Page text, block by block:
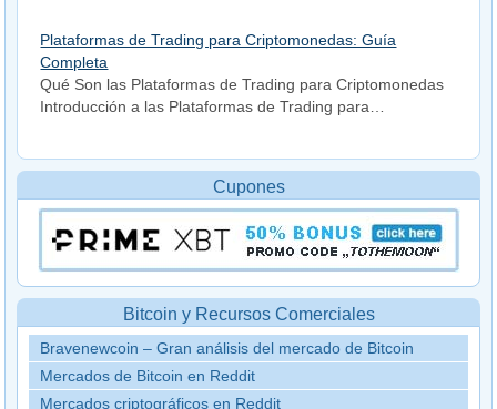
Plataformas de Trading para Criptomonedas: Guía
Completa
Qué Son las Plataformas de Trading para Criptomonedas
Introducción a las Plataformas de Trading para…
Cupones
Bitcoin y Recursos Comerciales
Bravenewcoin – Gran análisis del mercado de Bitcoin
Mercados de Bitcoin en Reddit
Mercados criptográficos en Reddit